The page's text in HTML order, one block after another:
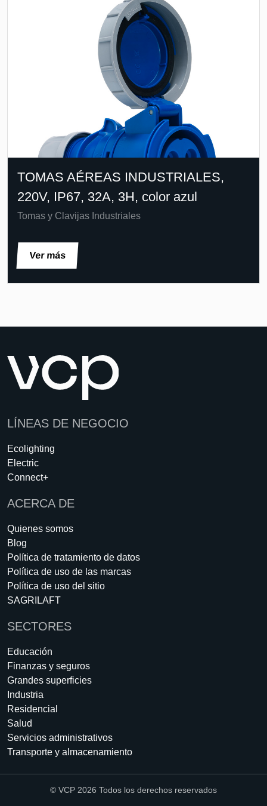
TOMAS AÉREAS INDUSTRIALES,
220V, IP67, 32A, 3H, color azul
Tomas y Clavijas Industriales
Ver más
LÍNEAS DE NEGOCIO
Ecolighting
Electric
Connect+
ACERCA DE
Quienes somos
Blog
Política de tratamiento de datos
Política de uso de las marcas
Política de uso del sitio
SAGRILAFT
SECTORES
Educación
Finanzas y seguros
Grandes superficies
Industria
Residencial
Salud
Servicios administrativos
Transporte y almacenamiento
© VCP 2026 Todos los derechos reservados